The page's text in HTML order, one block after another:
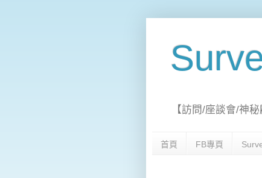
【訪問/座談會/神
首頁 FB專頁